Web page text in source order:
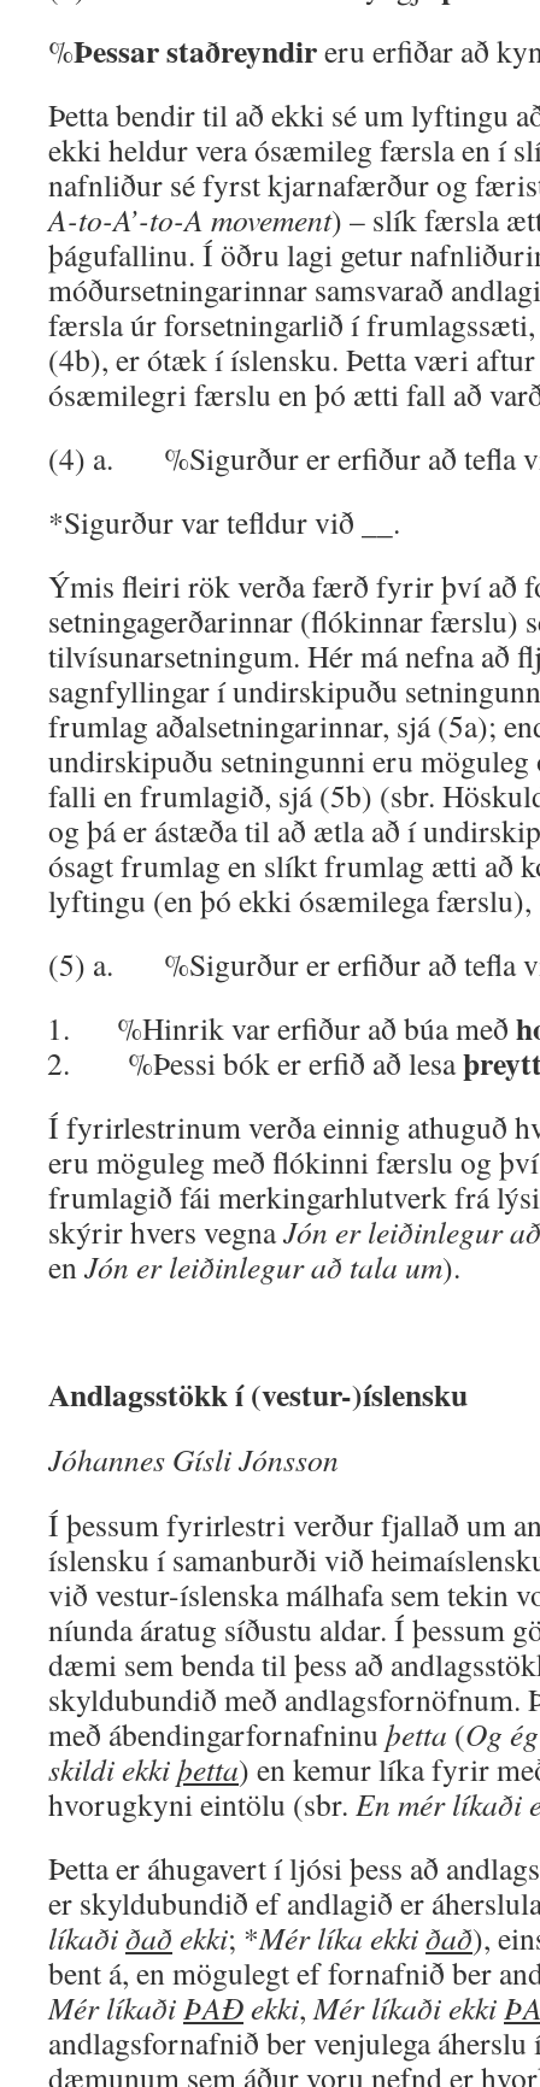
%Þessar staðreyndireru erfiðar að
Þetta bendir til að ekki sé um lyftingu
ekki heldur vera ósæmi­leg færsla en í
nafnliður sé fyrst kjarnafærður og
A-to-A’-to-A movement) – slík færsla
þágufallinu. Í öðru lagi getur
móðursetningarinnar samsvarað
færsla úr forsetningarlið í
(4b), er ótæk í íslensku. Þetta væri
ósæmilegri færslu en þó ætti fall að
(4) a. %Sigurður er erfiður að tefla
*Sigurður var tefldur við __.
Ýmis fleiri rök verða færð fyrir því að
setningagerðarinnar (flókinnar færslu)
tilvísunarsetningum. Hér má nefna að
sagn­fyllingar í undirskipuðu
frumlag aðalsetningarinnar, sjá (5a);
undirskipuðu setningunni eru möguleg
falli en frumlagið, sjá (5b) (sbr.
og þá er ástæða til að ætla að í
ósagt frumlag en slíkt frumlag ætti að
lyftingu (en þó ekki ósæmilega færslu),
(5) a. %Sigurður er erfiður að tefla
%Hinrik var erfiður að búa með
%Þessi bók er erfið að lesa
Í fyrirlestrinum verða einnig athuguð
eru möguleg með flókinni færslu og
frumlagið fái merkingarhlutverk frá
skýrir hvers vegnaJón er leiðinlegur
enJón er leiðinlegur að tala um).
Andlagsstökk í (vestur-)íslensku
Jóhannes Gísli Jónsson
Í þessum fyrirlestri verður fjallað um
íslensku í samanburði við
við vestur-íslenska málhafa sem tekin
níunda áratug síðustu aldar. Í þessum
dæmi sem benda til þess að
skyldubundið með andlagsfornöfnum.
með ábendingarfornafninu þetta (Og
skildi ekkiþetta) en kemur líka fyrir
hvorugkyni eintölu (sbr. En mér líkaði
Þetta er áhugavert í ljósi þess að
er skyldubundið ef andlagið er
líkaðiðað ekki; *Mér líka ekkiðað),
bent á, en mögulegt ef fornafnið ber
Mér líkaðiÞAÐekki,Mér líkaði ekki
andlagsfornafnið ber venjulega
dæmunum sem áður voru nefnd er